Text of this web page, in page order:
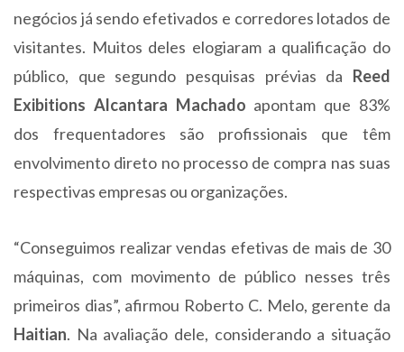
negócios já sendo efetivados e corredores lotados de
visitantes. Muitos deles elogiaram a qualificação do
público, que segundo pesquisas prévias da Reed
Exibitions Alcantara Machado apontam que 83%
dos frequentadores são profissionais que têm
envolvimento direto no processo de compra nas suas
respectivas empresas ou organizações.
“Conseguimos realizar vendas efetivas de mais de 30
máquinas, com movimento de público nesses três
primeiros dias”, afirmou Roberto C. Melo, gerente da
Haitian. Na avaliação dele, considerando a situação